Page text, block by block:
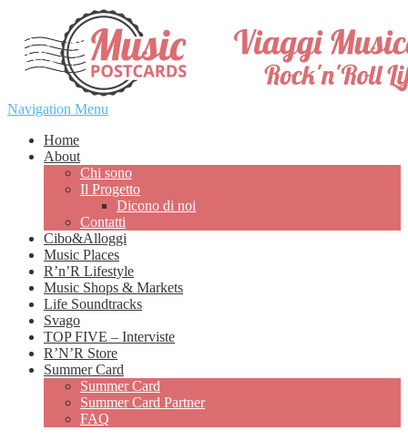
Navigation Menu
Home
About
Chi sono
Il Progetto
Dicono di noi
Contatti
Cibo&Alloggi
Music Places
R’n’R Lifestyle
Music Shops & Markets
Life Soundtracks
Svago
TOP FIVE – Interviste
R’N’R Store
Summer Card
Summer Card
Summer Card Partner
FAQ